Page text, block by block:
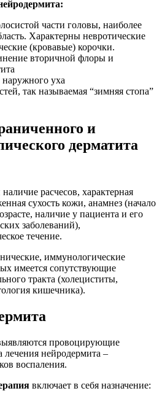
части головы, наиболее
Характерны невротические
(кровавые) корочки.
вторичной флоры и
уха
так называемая “зимняя стопа”
и
дерматита
расчесов, характерная
сухость кожи, анамнез (начало
наличие у пациента и его
заболеваний),
течение.
иммунологические
имеется сопутствующие
тракта (холециститы,
кишечника).
провоцирующие
лечения нейродермита –
воспаления.
включает в себя назначение: